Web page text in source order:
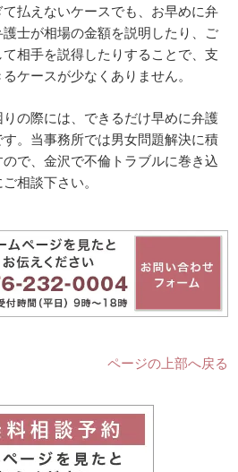
払えないケースでも、お早めに弁
士が相場の金額を説明したり、ご
相手を説得したりすることで、支
ケースが少なくありません。
の際には、できるだけ早めに弁護
。当事務所では男女問題解決に積
で、金沢で不倫トラブルに巻き込
相談下さい。
ページの上部へ戻る